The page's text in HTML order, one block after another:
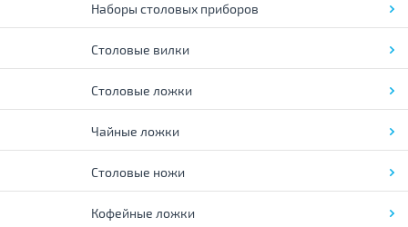
Наборы столовых приборов
Столовые вилки
Столовые ложки
Чайные ложки
Столовые ножи
Кофейные ложки